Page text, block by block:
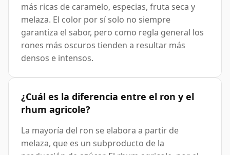
más ricas de caramelo, especias, fruta seca y
melaza. El color por sí solo no siempre
garantiza el sabor, pero como regla general los
rones más oscuros tienden a resultar más
densos e intensos.
¿Cuál es la diferencia entre el ron y el
rhum agricole?
La mayoría del ron se elabora a partir de
melaza, que es un subproducto de la